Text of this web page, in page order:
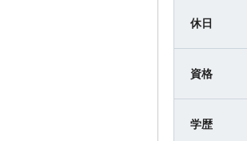
休日
資格
学歴